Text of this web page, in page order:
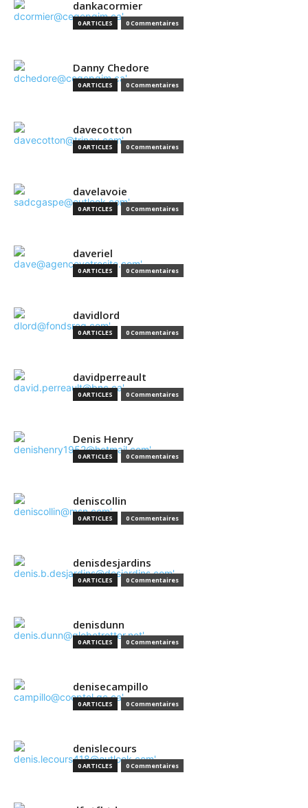
dankacormier
0 ARTICLES 0 Commentaires
Danny Chedore
0 ARTICLES 0 Commentaires
davecotton
0 ARTICLES 0 Commentaires
davelavoie
0 ARTICLES 0 Commentaires
daveriel
0 ARTICLES 0 Commentaires
davidlord
0 ARTICLES 0 Commentaires
davidperreault
0 ARTICLES 0 Commentaires
Denis Henry
0 ARTICLES 0 Commentaires
deniscollin
0 ARTICLES 0 Commentaires
denisdesjardins
0 ARTICLES 0 Commentaires
denisdunn
0 ARTICLES 0 Commentaires
denisecampillo
0 ARTICLES 0 Commentaires
denislecours
0 ARTICLES 0 Commentaires